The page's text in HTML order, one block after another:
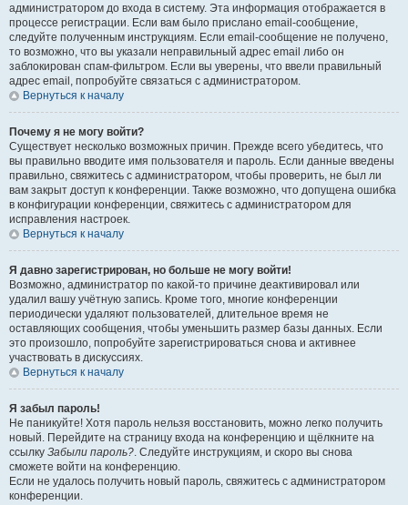
администратором до входа в систему. Эта информация отображается в
процессе регистрации. Если вам было прислано email-сообщение,
следуйте полученным инструкциям. Если email-сообщение не получено,
то возможно, что вы указали неправильный адрес email либо он
заблокирован спам-фильтром. Если вы уверены, что ввели правильный
адрес email, попробуйте связаться с администратором.
Вернуться к началу
Почему я не могу войти?
Существует несколько возможных причин. Прежде всего убедитесь, что
вы правильно вводите имя пользователя и пароль. Если данные введены
правильно, свяжитесь с администратором, чтобы проверить, не был ли
вам закрыт доступ к конференции. Также возможно, что допущена ошибка
в конфигурации конференции, свяжитесь с администратором для
исправления настроек.
Вернуться к началу
Я давно зарегистрирован, но больше не могу войти!
Возможно, администратор по какой-то причине деактивировал или
удалил вашу учётную запись. Кроме того, многие конференции
периодически удаляют пользователей, длительное время не
оставляющих сообщения, чтобы уменьшить размер базы данных. Если
это произошло, попробуйте зарегистрироваться снова и активнее
участвовать в дискуссиях.
Вернуться к началу
Я забыл пароль!
Не паникуйте! Хотя пароль нельзя восстановить, можно легко получить
новый. Перейдите на страницу входа на конференцию и щёлкните на
ссылку Забыли пароль?. Следуйте инструкциям, и скоро вы снова
сможете войти на конференцию.
Если не удалось получить новый пароль, свяжитесь с администратором
конференции.